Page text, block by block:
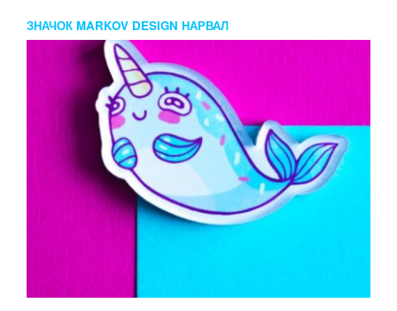
ЗНАЧОК MARKOV DESIGN НАРВАЛ